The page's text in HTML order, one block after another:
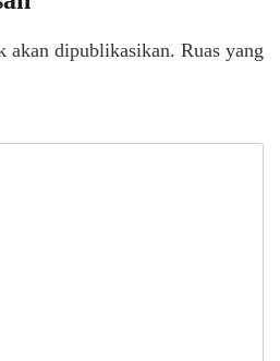
akan dipublikasikan. Ruas yang